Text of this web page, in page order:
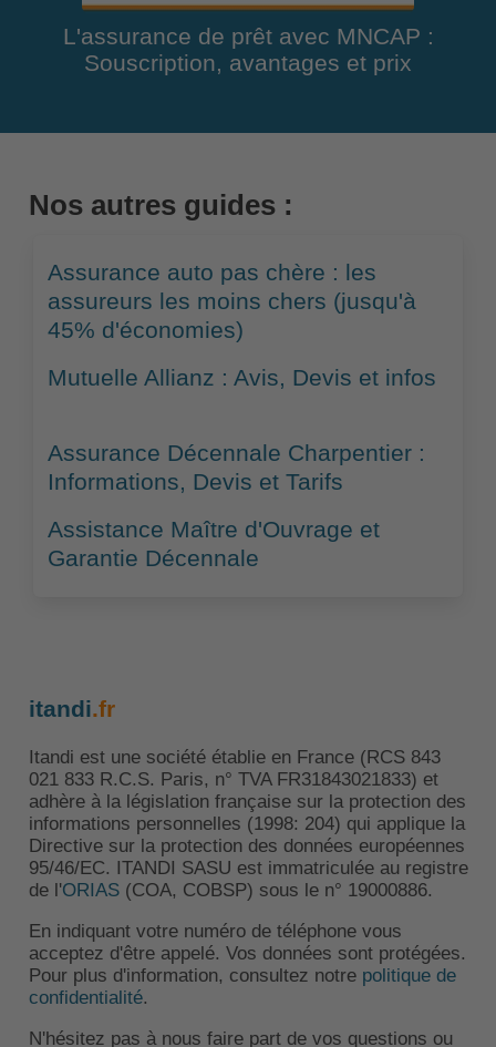
L'assurance de prêt avec MNCAP :
Souscription, avantages et prix
Nos autres guides :
Assurance auto pas chère : les
assureurs les moins chers (jusqu'à
45% d'économies)
Mutuelle Allianz : Avis, Devis et infos
Assurance Décennale Charpentier :
Informations, Devis et Tarifs
Assistance Maître d'Ouvrage et
Garantie Décennale
itandi.fr
Itandi est une société établie en France (RCS 843
021 833 R.C.S. Paris, n° TVA FR31843021833) et
adhère à la législation française sur la protection des
informations personnelles (1998: 204) qui applique la
Directive sur la protection des données européennes
95/46/EC. ITANDI SASU est immatriculée au registre
de l'ORIAS(COA, COBSP) sous le n° 19000886.
En indiquant votre numéro de téléphone vous
acceptez d'être appelé. Vos données sont protégées.
Pour plus d'information, consultez notre politique de
confidentialité.
N'hésitez pas à nous faire part de vos questions ou